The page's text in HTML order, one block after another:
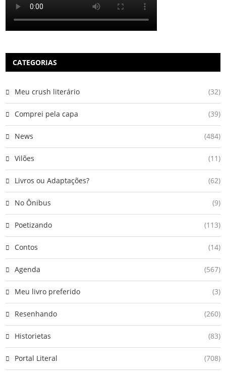
CATEGORIAS
Meu crush literário (32)
Comprei pela capa (39)
News (484)
Vilões (11)
Livros ou Adaptações? (62)
No Ônibus (9)
Poetizando (113)
Contos (14)
Agenda (567)
Meu livro preferido (3)
Resenhando (260)
Historietas (83)
Portal Literal (708)